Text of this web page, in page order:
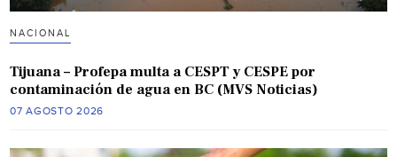
NACIONAL
Tijuana – Profepa multa a CESPT y CESPE por
contaminación de agua en BC (MVS Noticias)
07 AGOSTO 2026